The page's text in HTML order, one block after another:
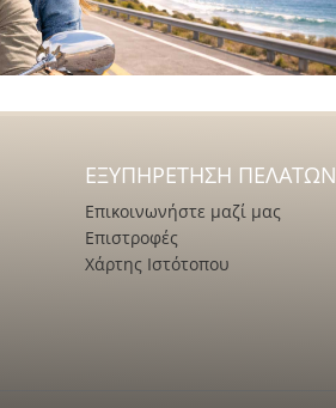
ΕΞΥΠΗΡΈΤΗΣΗ ΠΕΛΑΤΏΝ
Επικοινωνήστε μαζί μας
Επιστροφές
Χάρτης Ιστότοπου